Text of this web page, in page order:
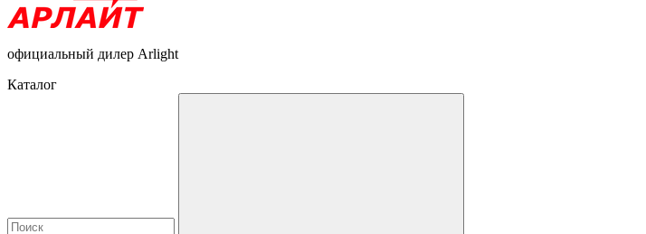
официальный дилер Arlight
Каталог